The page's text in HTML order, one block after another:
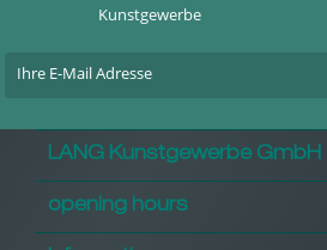
Kunstgewerbe
LANG Kunstgewerbe GmbH
opening hours